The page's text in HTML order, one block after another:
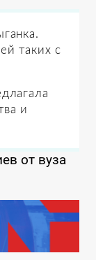
таких с
и
от вуза